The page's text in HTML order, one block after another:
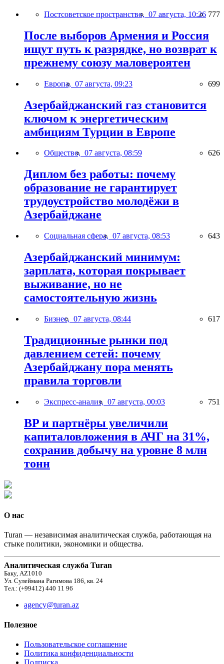
Постсоветское пространство, 07 августа, 10:26 777
После выборов Армения и Россия
ищут путь к разрядке, но возврат к
прежнему союзу маловероятен
Европа, 07 августа, 09:23 699
Азербайджанский газ становится
ключом к энергетическим
амбициям Турции в Европе
Общество, 07 августа, 08:59 626
Диплом без работы: почему
образование не гарантирует
трудоустройство молодёжи в
Азербайджане
Социальная сфера, 07 августа, 08:53 643
Азербайджанский минимум:
зарплата, которая покрывает
выживание, но не
самостоятельную жизнь
Бизнес, 07 августа, 08:44 617
Традиционные рынки под
давлением сетей: почему
Азербайджану пора менять
правила торговли
Экспресс-анализ, 07 августа, 00:03 751
BP и партнёры увеличили
капиталовложения в АЧГ на 31%,
сохранив добычу на уровне 8 млн
тонн
О нас
Turan — независимая аналитическая служба, работающая на
стыке политики, экономики и общества.
Аналитическая служба Turan
Баку, AZ1010
Ул. Сулеймана Рагимова 186, кв. 24
Тел.: (+99412) 440 11 96
agency@turan.az
Полезное
Пользовательское соглашение
Политика конфиденциальности
Подписка